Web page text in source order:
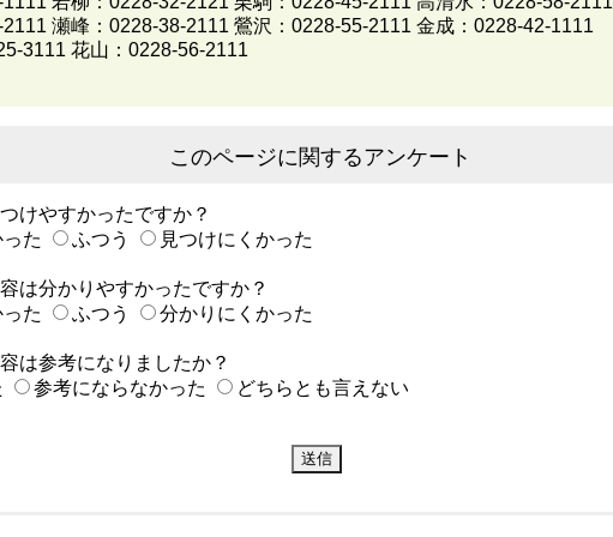
瀬峰：0228-38-2111 鶯沢：0228-55-2111 金成：0228-42-1111
3111 花山：0228-56-2111
このページに関するアンケート
けやすかったですか？
た
ふつう 見つけにくかった
は分かりやすかったですか？
た
ふつう 分かりにくかった
は参考になりましたか？
参考にならなかった どちらとも言えない